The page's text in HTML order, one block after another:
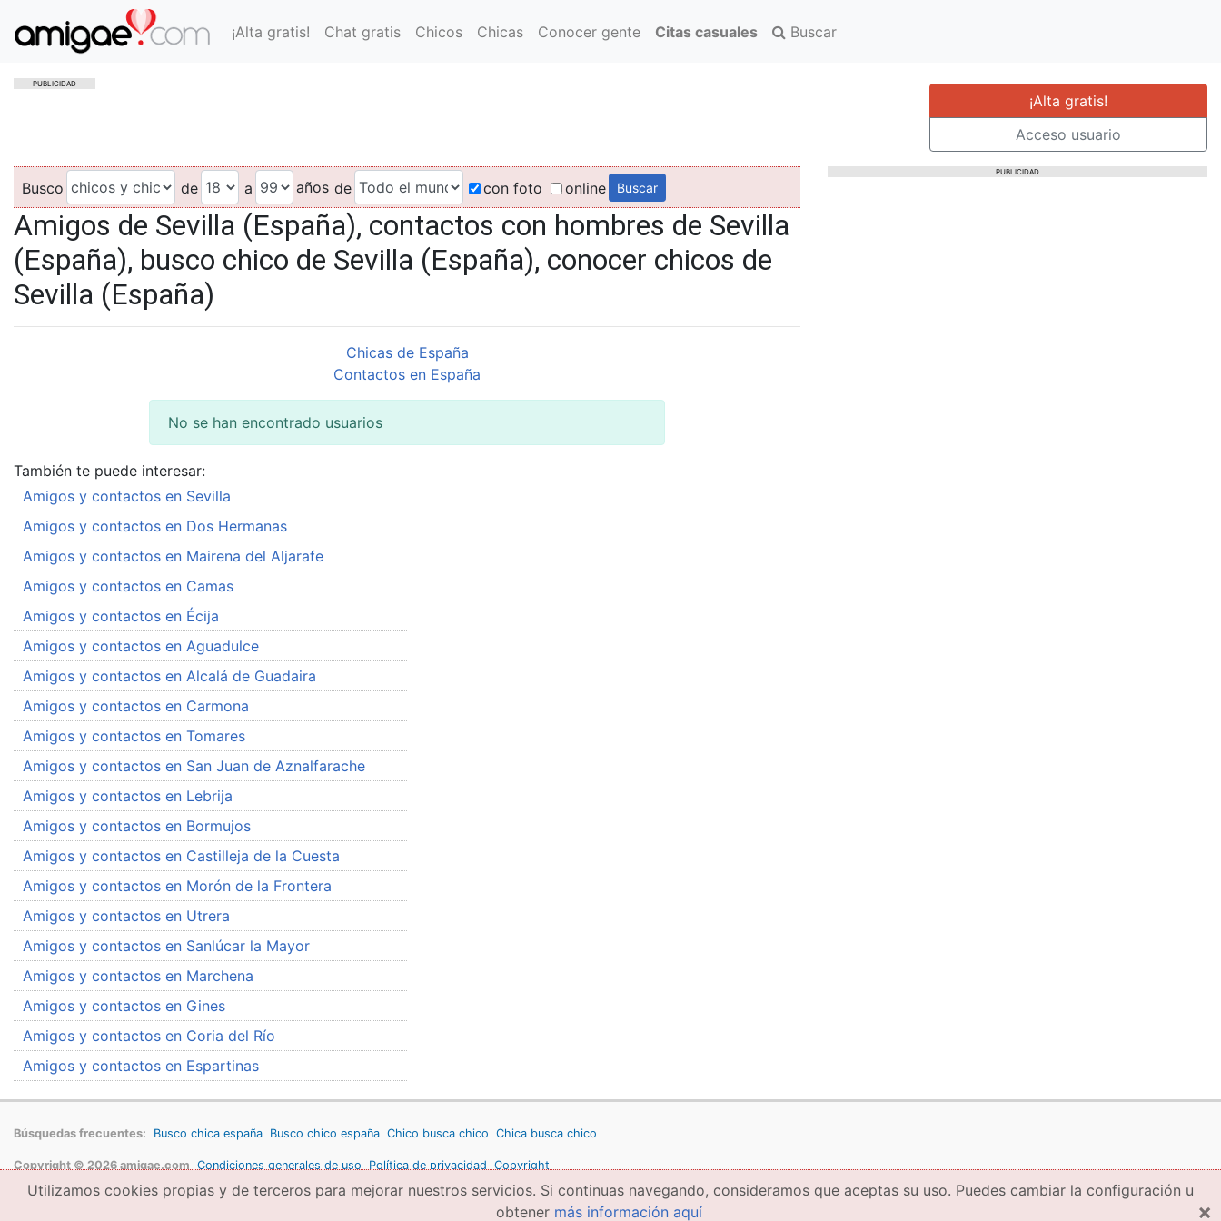
¡Alta gratis! Chat gratis Chicos Chicas Conocer gente Citas casuales Buscar
PUBLICIDAD
¡Alta gratis!
Acceso usuario
Busco de a años de con foto online
Amigos de Sevilla (España), contactos con hombres de Sevilla
(España), busco chico de Sevilla (España), conocer chicos de
Sevilla (España)
Chicas de España
Contactos en España
No se han encontrado usuarios
También te puede interesar:
Amigos y contactos en Sevilla
Amigos y contactos en Dos Hermanas
Amigos y contactos en Mairena del Aljarafe
Amigos y contactos en Camas
Amigos y contactos en Écija
Amigos y contactos en Aguadulce
Amigos y contactos en Alcalá de Guadaira
Amigos y contactos en Carmona
Amigos y contactos en Tomares
Amigos y contactos en San Juan de Aznalfarache
Amigos y contactos en Lebrija
Amigos y contactos en Bormujos
Amigos y contactos en Castilleja de la Cuesta
Amigos y contactos en Morón de la Frontera
Amigos y contactos en Utrera
Amigos y contactos en Sanlúcar la Mayor
Amigos y contactos en Marchena
Amigos y contactos en Gines
Amigos y contactos en Coria del Río
Amigos y contactos en Espartinas
PUBLICIDAD
Búsquedas frecuentes: Busco chica españa Busco chico españa Chico busca chico Chica busca chico
Copyright © 2026 amigae.com Condiciones generales de uso Política de privacidad Copyright
Utilizamos cookies propias y de terceros para mejorar nuestros servicios. Si continuas navegando, consideramos que aceptas su uso. Puedes cambiar la configuración u
obtener más información aquí ×